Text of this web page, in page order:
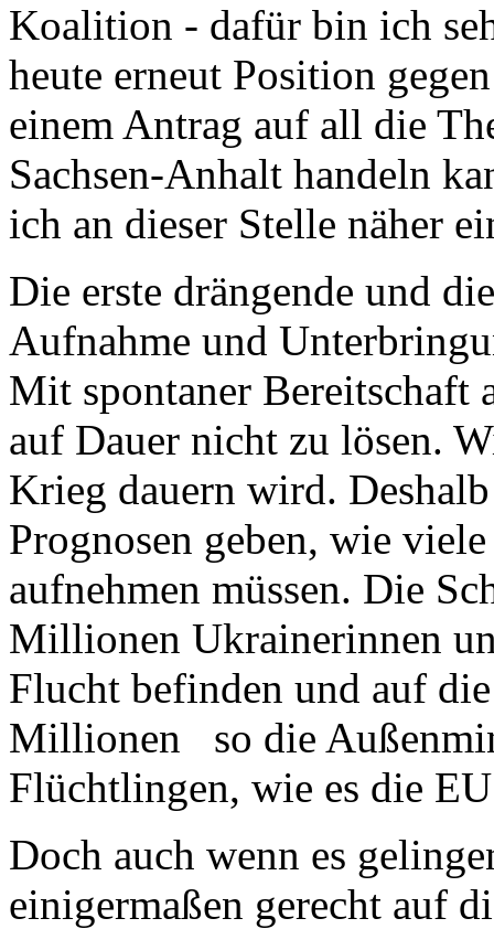
Koalition - dafür bin ich
heute erneut Position
einem Antrag auf all die
Sachsen-Anhalt handeln
ich an dieser Stelle näher
Die erste drängende und
Aufnahme und
Mit spontaner Bereitschaft
auf Dauer nicht zu lösen.
Krieg dauern wird.
Prognosen geben, wie
aufnehmen müssen. Die
Millionen Ukrainerinnen
Flucht befinden und auf
Millionen so die
Flüchtlingen, wie es die
Doch auch wenn es
einigermaßen gerecht auf